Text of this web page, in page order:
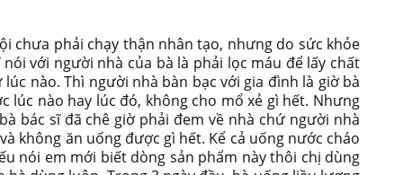
chưa phải chạy thận nhân tạo, nhưng do sức khỏe
với người nhà của bà là phải lọc máu để lấy chất
nào. Thì người nhà bàn bạc với gia đình là giờ bà
lúc nào hay lúc đó, không cho mổ xẻ gì hết. Nhưng
bác sĩ đã chê giờ phải đem về nhà chứ người nhà
không ăn uống được gì hết. Kể cả uống nước cháo
nói em mới biết dòng sản phẩm này thôi chị dùng